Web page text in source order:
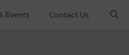
Events Contact Us